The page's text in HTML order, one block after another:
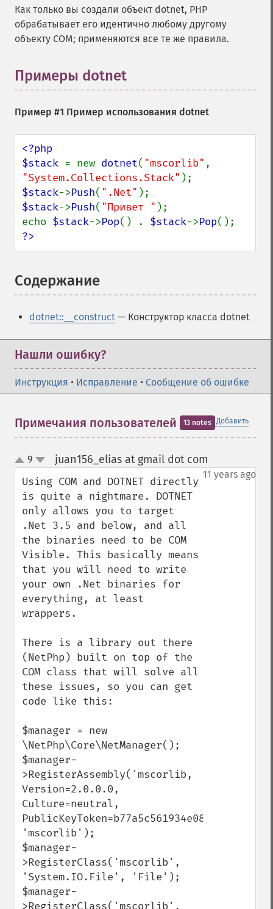
Как только вы создали объект dotnet, PHP
обрабатывает его идентично любому другому
объекту COM; применяются все те же правила.
Примеры dotnet
Пример #1 Пример использования dotnet
<?php
$stack = new dotnet( "mscorlib"
"System.Collections.Stack"
$stack->Push( ".Net"
$stack->Push( "Привет " );
echo $stack->Pop() . $stack->Pop
?>
Содержание
dotnet::__construct — Конструктор класса dotnet
Нашли ошибку?
Инструкция • Исправление • Сообщение об ошибке
＋Добавить
Примечания пользователей 13 notes
up
down
9 juan156_elias at gmail dot com
11 years ago
Using COM and DOTNET directly
is quite a nightmare. DOTNET
only allows you to target
.Net 3.5 and below, and all
the binaries need to be COM
Visible. This basically means
that you will need to write
your own .Net binaries for
everything, at least
wrappers.
There is a library out there
(NetPhp) built on top of the
COM class that will solve all
these issues, so you can get
code like this:
$manager = new
\NetPhp\Core\NetManager();
$manager-
>RegisterAssembly('mscorlib,
Version=2.0.0.0,
Culture=neutral,
PublicKeyToken=b77a5c561934e089',
'mscorlib');
$manager-
>RegisterClass('mscorlib',
'System.IO.File', 'File');
$manager-
>RegisterClass('mscorlib',